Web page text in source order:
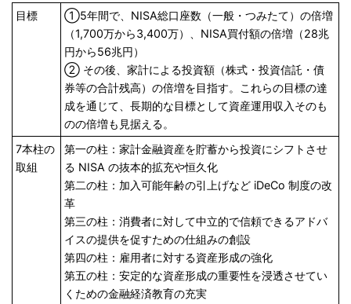
目標
①5年間で、NISA総口座数（一般・つみたて）の倍増
（1,700万から3,400万）、NISA買付額の倍増（28兆
円から56兆円）
② その後、家計による投資額（株式・投資信託・債
券等の合計残高）の倍増を目指す。これらの目標の達
成を通じて、長期的な目標として資産運用収入そのも
のの倍増も見据える。
7本柱の
取組
第一の柱：家計金融資産を貯蓄から投資にシフトさせ
る NISA の抜本的拡充や恒久化
第二の柱：加入可能年齢の引上げなど iDeCo 制度の改
革
第三の柱：消費者に対して中立的で信頼できるアドバ
イスの提供を促すための仕組みの創設
第四の柱：雇用者に対する資産形成の強化
第五の柱：安定的な資産形成の重要性を浸透させてい
くための金融経済教育の充実